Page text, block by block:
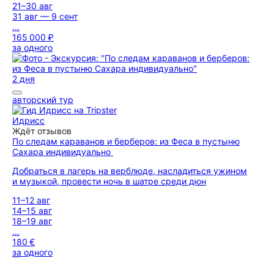
21–30 авг
31 авг — 9 сент
...
165 000 ₽
за одного
2 дня
авторский тур
Идрисс
Ждёт отзывов
По следам караванов и берберов: из Феса в пустыню
Сахара индивидуально
Добраться в лагерь на верблюде, насладиться ужином
и музыкой, провести ночь в шатре среди дюн
11–12 авг
14–15 авг
18–19 авг
...
180 €
за одного